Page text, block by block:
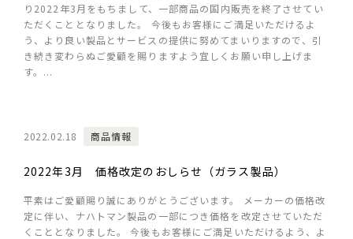
り2022年3月をもちまして、一部商品の国内販売を終了させてい
ただくこととなりました。 今後もお客様にご満足いただけるよ
う、より良い製品とサービスの提供に努めてまいりますので、引
き続き変わらぬご愛顧を賜りますよう宜しくお願い申し上げま
す。...
2022.02.18 商品情報
2022年3月 価格改定のおしらせ（ガラス製品）
平素はご愛顧賜り誠にありがとうございます。 メーカーの価格改
定に伴い、ナハトマン製品の一部につき価格を改定させていただ
くこととなりました。 今後もお客様にご満足いただけるよう、よ